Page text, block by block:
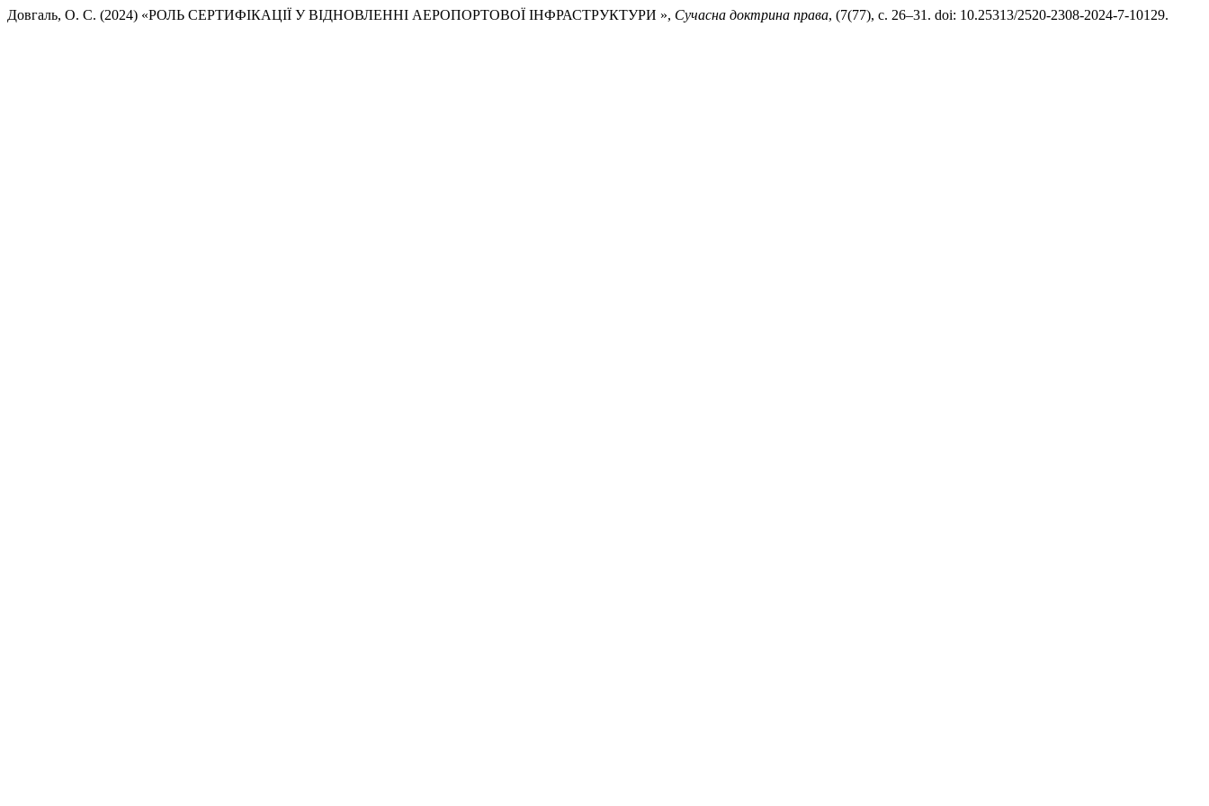
Довгаль, О. С. (2024) «РОЛЬ СЕРТИФІКАЦІЇ У ВІДНОВЛЕННІ АЕРОПОРТОВОЇ ІНФРАСТРУКТУРИ », Сучасна доктрина права, (7(77), с. 26–31. doi: 10.25313/2520-2308-2024-7-10129.